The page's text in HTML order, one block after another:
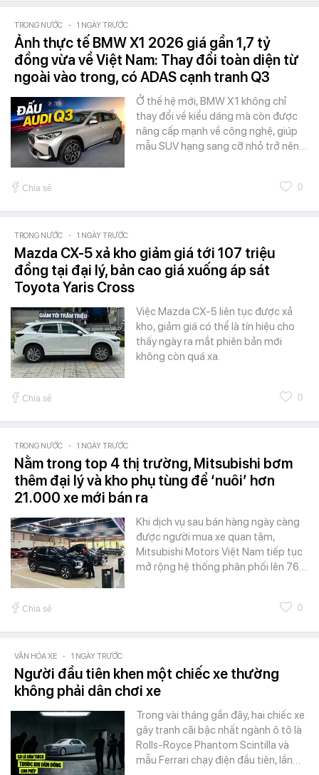
TRONG NƯỚC - 1 NGÀY TRƯỚC
Ảnh thực tế BMW X1 2026 giá gần 1,7 tỷ
đồng vừa về Việt Nam: Thay đổi toàn diện từ
ngoài vào trong, có ADAS cạnh tranh Q3
Ở thế hệ mới, BMW X1 không chỉ
thay đổi về kiểu dáng mà còn được
nâng cấp mạnh về công nghệ, giúp
mẫu SUV hạng sang cỡ nhỏ trở nên…
Chia sẻ 0
TRONG NƯỚC - 1 NGÀY TRƯỚC
Mazda CX-5 xả kho giảm giá tới 107 triệu
đồng tại đại lý, bản cao giá xuống áp sát
Toyota Yaris Cross
Việc Mazda CX-5 liên tục được xả
kho, giảm giá có thể là tín hiệu cho
thấy ngày ra mắt phiên bản mới
không còn quá xa.
Chia sẻ 0
TRONG NƯỚC - 1 NGÀY TRƯỚC
Nằm trong top 4 thị trường, Mitsubishi bơm
thêm đại lý và kho phụ tùng để ‘nuôi’ hơn
21.000 xe mới bán ra
Khi dịch vụ sau bán hàng ngày càng
được người mua xe quan tâm,
Mitsubishi Motors Việt Nam tiếp tục
mở rộng hệ thống phân phối lên 76…
Chia sẻ 0
VĂN HÓA XE - 1 NGÀY TRƯỚC
Người đầu tiên khen một chiếc xe thường
không phải dân chơi xe
Trong vài tháng gần đây, hai chiếc xe
gây tranh cãi bậc nhất ngành ô tô là
Rolls-Royce Phantom Scintilla và
mẫu Ferrari chạy điện đầu tiên, lần…